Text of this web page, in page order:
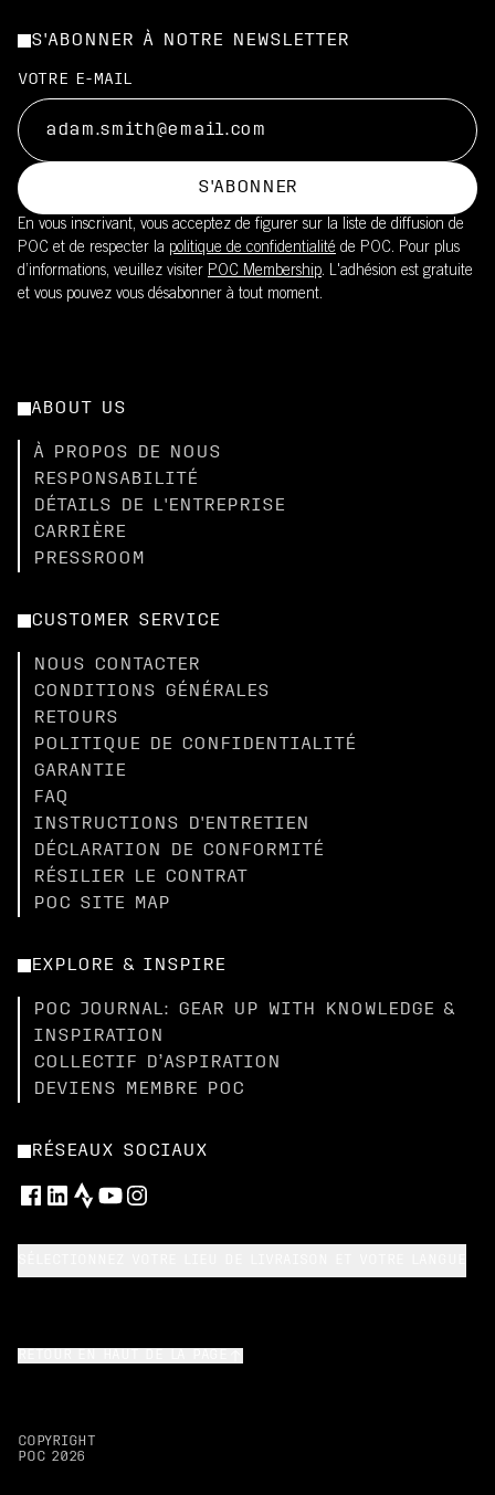
S'ABONNER À NOTRE NEWSLETTER
VOTRE E-MAIL
S'ABONNER
En vous inscrivant, vous acceptez de figurer sur la liste de diffusion de
POC et de respecter la politique de confidentialité de POC. Pour plus
d’informations, veuillez visiter POC Membership. L'adhésion est gratuite
et vous pouvez vous désabonner à tout moment.
ABOUT US
À PROPOS DE NOUS
RESPONSABILITÉ
DÉTAILS DE L'ENTREPRISE
CARRIÈRE
PRESSROOM
CUSTOMER SERVICE
NOUS CONTACTER
CONDITIONS GÉNÉRALES
RETOURS
POLITIQUE DE CONFIDENTIALITÉ
GARANTIE
FAQ
INSTRUCTIONS D'ENTRETIEN
DÉCLARATION DE CONFORMITÉ
RÉSILIER LE CONTRAT
POC SITE MAP
EXPLORE & INSPIRE
POC JOURNAL: GEAR UP WITH KNOWLEDGE &
INSPIRATION
COLLECTIF D’ASPIRATION
DEVIENS MEMBRE POC
RÉSEAUX SOCIAUX
COPYRIGHT
POC 2026